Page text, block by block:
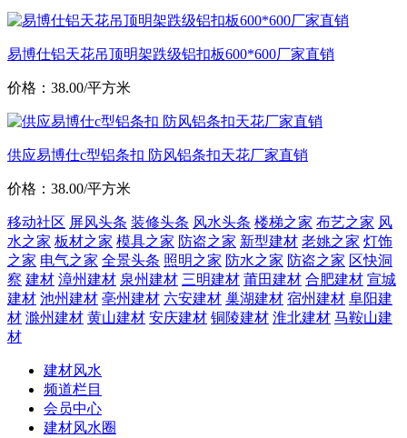
易博仕铝天花吊顶明架跌级铝扣板600*600厂家直销
价格：38.00/平方米
供应易博仕c型铝条扣 防风铝条扣天花厂家直销
价格：38.00/平方米
移动社区 屏风头条 装修头条 风水头条 楼梯之家 布艺之家 风
水之家 板材之家 模具之家 防盗之家 新型建材 老姚之家 灯饰
之家 电气之家 全景头条 照明之家 防水之家 防盗之家 区快洞
察 建材 漳州建材 泉州建材 三明建材 莆田建材 合肥建材 宣城
建材 池州建材 亳州建材 六安建材 巢湖建材 宿州建材 阜阳建
材 滁州建材 黄山建材 安庆建材 铜陵建材 淮北建材 马鞍山建
材
建材风水
频道栏目
会员中心
建材风水圈